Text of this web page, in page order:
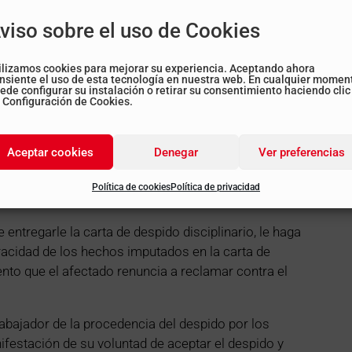
sobre el uso de Cookies
cookies para mejorar su experiencia. Aceptando ahora
el uso de esta tecnología en nuestra web. En cualquier
configurar su instalación o retirar su consentimiento haciendo clic
Configuración de Cookies.
Aceptar cookies Denegar Ver preferencias
Política de cookiesPolítica de privacidad
debe hacerlo.
hábiles para impugnar contra el despido. No
despido queda convalidado como si fuese
efectos que si una sentencia lo declarara
disciplinario si tiene pruebas claras que
de su empleado.
la carta de despido disciplinario, le haga
de los hechos imputados en la carta de
que el afectado renuncia a reclamar contra el
de la procedencia del despido por los
de su voluntad de aceptar el despido y